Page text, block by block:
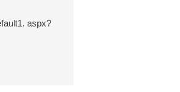
aspx?